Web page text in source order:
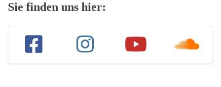
Sie finden uns hier: